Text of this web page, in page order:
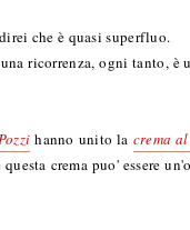
che è quasi superfluo.
ricorrenza, ogni tanto,
hanno unito la crema
crema puo' essere